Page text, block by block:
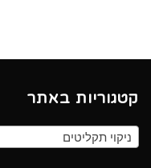
קטגוריות באתר
ניקוי תקליטים